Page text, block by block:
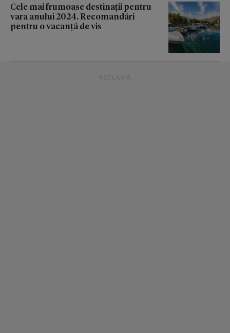
Cele mai frumoase destinații pentru
vara anului 2024. Recomandări
pentru o vacanță de vis
RECLAMĂ